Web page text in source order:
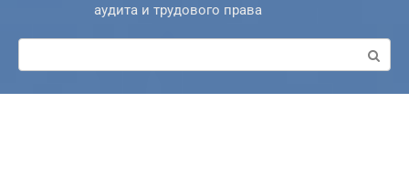
аудита и трудового права
Поиск: